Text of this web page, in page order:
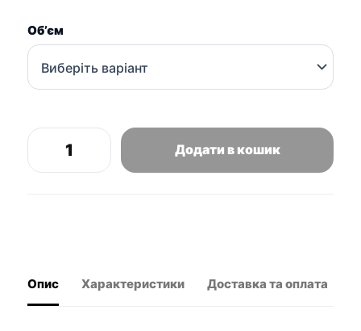
2,244
Об’єм
Barba
Italiana
Додати в кошик
Опис Характеристики Доставка та оплата